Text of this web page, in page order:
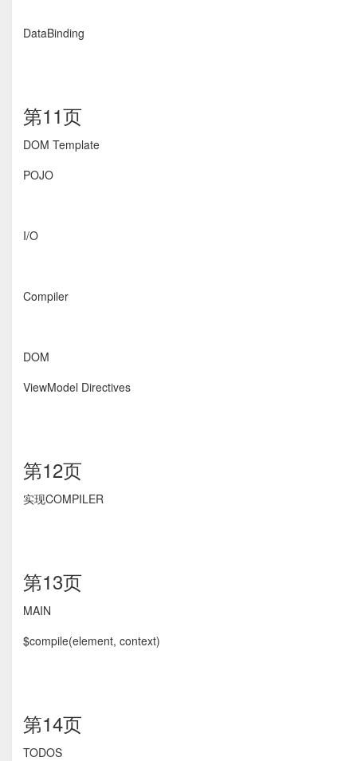
DataBinding
第11页
DOM Template
POJO
I/O
Compiler
DOM
ViewModel Directives
第12页
实现COMPILER
第13页
MAIN
$compile(element, context)
第14页
TODOS